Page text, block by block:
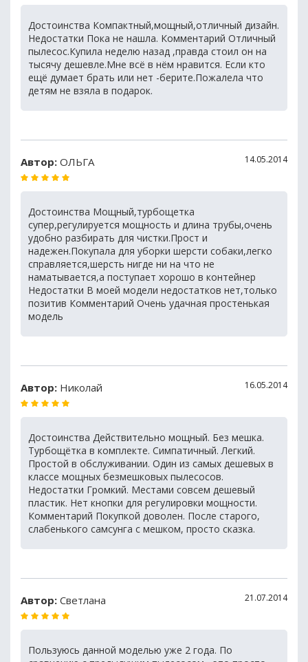
Достоинства Компактный,мощный,отличный дизайн.
Недостатки Пока не нашла. Комментарий Отличный
пылесос.Купила неделю назад ,правда стоил он на
тысячу дешевле.Мне всё в нём нравится. Если кто
ещё думает брать или нет -берите.Пожалела что
детям не взяла в подарок.
Автор: ОЛЬГА 14.05.2014
Достоинства Мощный,турбощетка
супер,регулируется мощность и длина трубы,очень
удобно разбирать для чистки.Прост и
надежен.Покупала для уборки шерсти собаки,легко
справляется,шерсть нигде ни на что не
наматывается,а поступает хорошо в контейнер
Недостатки В моей модели недостатков нет,только
позитив Комментарий Очень удачная простенькая
модель
Автор: Николай 16.05.2014
Достоинства Действительно мощный. Без мешка.
Турбощётка в комплекте. Симпатичный. Легкий.
Простой в обслуживании. Один из самых дешевых в
классе мощных безмешковых пылесосов.
Недостатки Громкий. Местами совсем дешевый
пластик. Нет кнопки для регулировки мощности.
Комментарий Покупкой доволен. После старого,
слабенького самсунга с мешком, просто сказка.
Автор: Светлана 21.07.2014
Пользуюсь данной моделью уже 2 года. По